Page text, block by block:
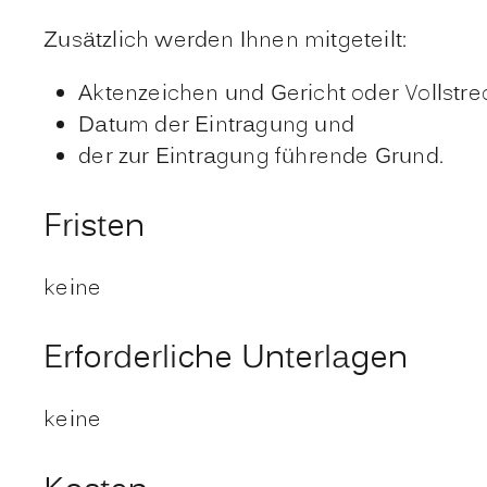
Zusätzlich werden Ihnen mitgeteilt:
Aktenzeichen und Gericht oder
Datum der Eintragung und
der zur Eintragung führende Grund.
Fristen
keine
Erforderliche Unterlagen
keine